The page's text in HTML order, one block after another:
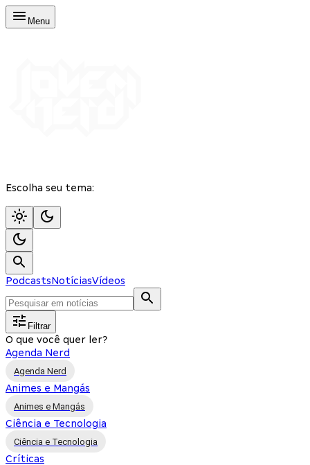
Menu
Escolha seu tema:
PodcastsNotíciasVídeos
Filtrar
O que você quer ler?
Agenda Nerd
Agenda Nerd
Animes e Mangás
Animes e Mangás
Ciência e Tecnologia
Ciência e Tecnologia
Críticas